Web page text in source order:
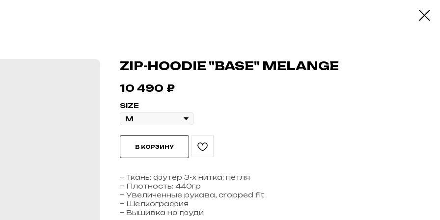
ZIP-HOODIE "BASE" MELANGE
10 490 ₽
SIZE
В КОРЗИНУ
– Ткань: футер 3-х нитка; петля
– Плотность: 440гр
– Увеличенные рукава, cropped fit
– Шелкография
– Вышивка на груди